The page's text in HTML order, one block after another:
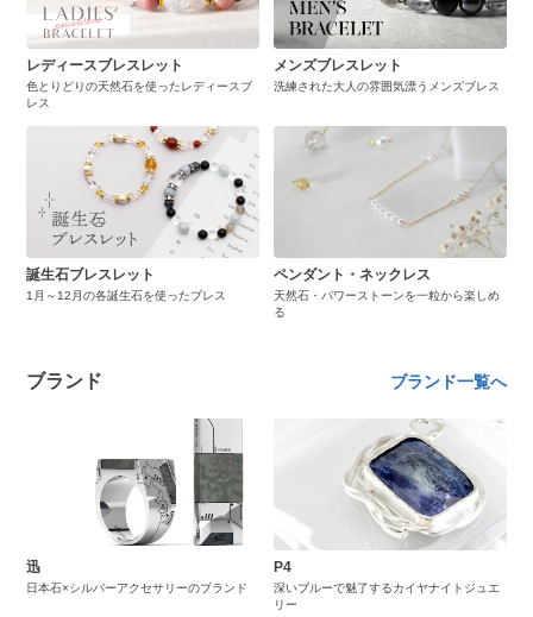
レディースブレスレット
色とりどりの天然石を使ったレディースブ
レス
メンズブレスレット
洗練された大人の雰囲気漂うメンズブレス
誕生石ブレスレット
1月～12月の各誕生石を使ったブレス
ペンダント・ネックレス
天然石・パワーストーンを一粒から楽しめ
る
ブランド ブランド一覧へ
迅
日本石×シルバーアクセサリーのブランド
P4
深いブルーで魅了するカイヤナイトジュエ
リー